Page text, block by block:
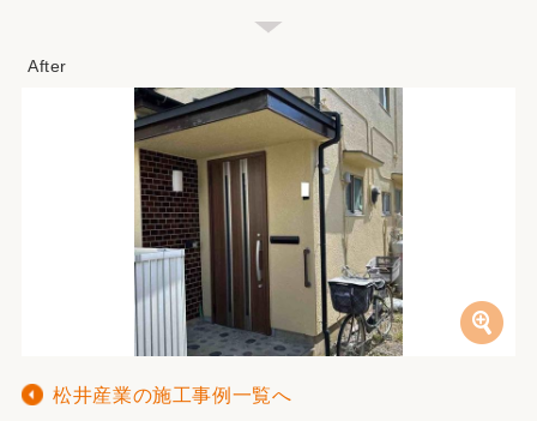
松井産業の施工事例一覧へ